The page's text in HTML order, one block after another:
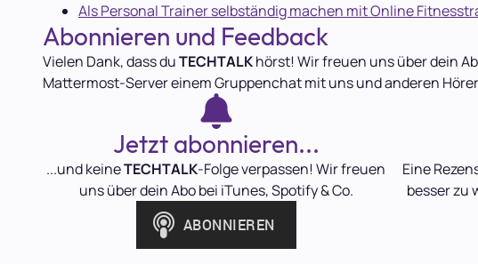
Als Personal Trainer selbständig machen mit Online
Abonnieren und Feedback
Vielen Dank, dass duTECHTALKhörst! Wir freuen uns über dein
Mattermost-Server einem Gruppenchat mit uns und anderen
Jetzt abonnieren...
...und keineTECHTALK-Folge verpassen! Wir freuen
uns über dein Abo bei iTunes, Spotify & Co.
Eine
besser zu